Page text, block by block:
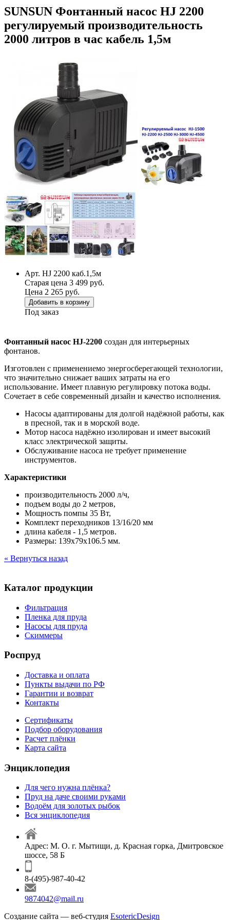
SUNSUN Фонтанный насос HJ 2200
регулируемый производительность
2000 литров в час кабель 1,5м
Арт. HJ 2200 каб.1,5м
Старая цена 3 499 руб.
Цена 2 265 руб.
Добавить в корзину
Под заказ
Фонтанный насос HJ-2200 создан для интерьерных
фонтанов.
Изготовлен с применениемо энергосберегающей технологии,
что значительно снижает ваших затраты на его
использование. Имеет плавную регулировку потока воды.
Сочетает в себе современный дизайн и качество исполнения.
Насосы адаптированы для долгой надёжной работы, как
в пресной, так и в морской воде.
Мотор насоса надёжно изолирован и имеет высокий
класс электрической защиты.
Обслуживание насоса не требует применение
инструментов.
Характеристики
производительность 2000 л/ч,
подъем воды до 2 метров,
Мощность помпы 35 Вт,
Комплект переходников 13/16/20 мм
длина кабеля - 1,5 метров.
Размеры: 139x79x106.5 мм.
« Вернуться назад
Каталог продукции
Фильтрация
Пленка для пруда
Насосы для пруда
Скиммеры
Роспруд
Доставка и оплата
Пункты выдачи по РФ
Гарантии и возврат
Контакты
Сертификаты
Подбор оборудования
Расчет плёнки
Карта сайта
Энциклопедия
Для чего нужна плёнка?
Пруд на даче своими руками
Водоём для золотых рыбок
Вся энциклопедия
Адрес: М. О. г. Мытищи, д. Красная горка, Дмитровское
шоссе, 58 Б
8-(495)-987-40-42
9874042@mail.ru
Создание сайта — веб-студия EsotericDesign